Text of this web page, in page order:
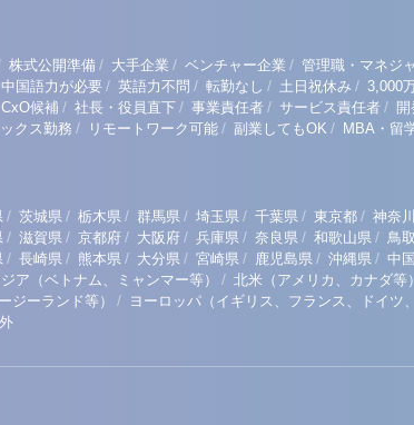
株式公開準備 / 大手企業 / ベンチャー企業 / 管理職・マネジ
中国語力が必要 / 英語力不問 / 転勤なし / 土日祝休み / 3,000
CxO候補 / 社長・役員直下 / 事業責任者 / サービス責任者 /
クス勤務 / リモートワーク可能 / 副業してもOK / MBA・留
/ 茨城県 / 栃木県 / 群馬県 / 埼玉県 / 千葉県 / 東京都 / 神奈
/ 滋賀県 / 京都府 / 大阪府 / 兵庫県 / 奈良県 / 和歌山県 / 鳥
/ 長崎県 / 熊本県 / 大分県 / 宮崎県 / 鹿児島県 / 沖縄県 / 中国
ア（ベトナム、ミャンマー等） / 北米（アメリカ、カナダ等）
ジーランド等） / ヨーロッパ（イギリス、フランス、ドイツ